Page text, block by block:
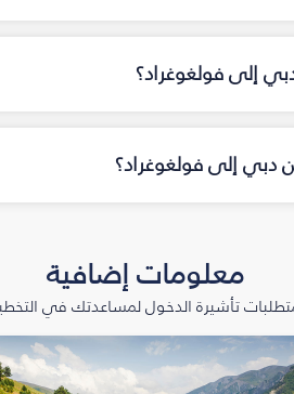
دبي إلى فولغوغراد؟
دبي إلى فولغوغراد؟
معلومات إضافية
تأشيرة الدخول لمساعدتك في